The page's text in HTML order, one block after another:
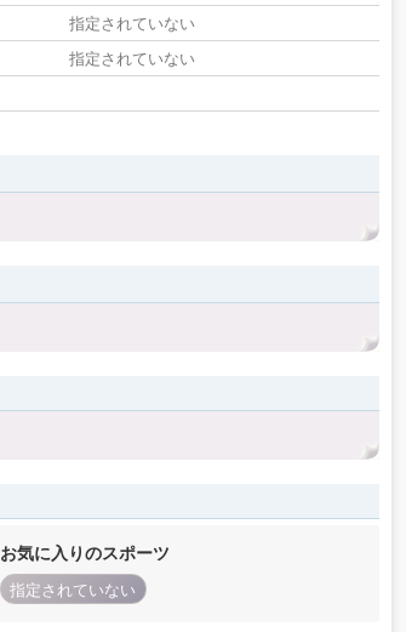
指定されていない
指定されていない
お気に入りのスポーツ
指定されていない